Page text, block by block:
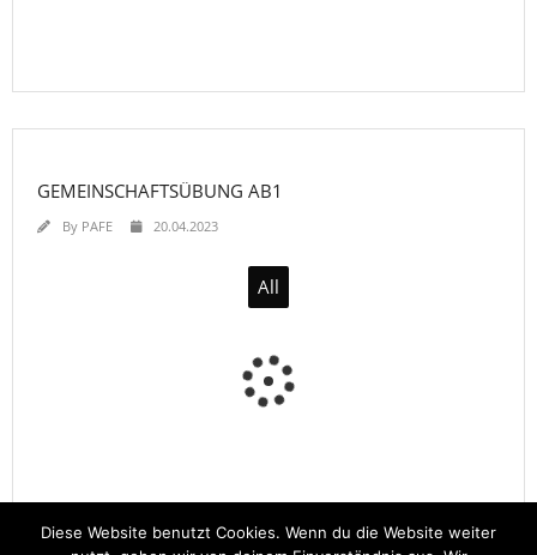
GEMEINSCHAFTSÜBUNG AB1
By PAFE 20.04.2023
All
Diese Website benutzt Cookies. Wenn du die Website weiter